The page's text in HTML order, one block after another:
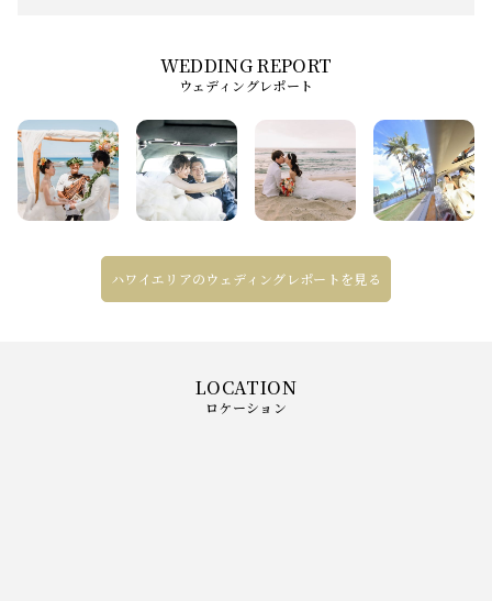
ウェディングレポート
ハワイエリアのウェディングレポートを見る
ロケーション